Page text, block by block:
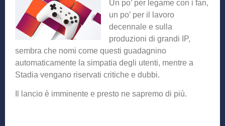
Un po’ per legame con i fan,
un po’ per il lavoro
decennale e sulla
produzioni di grandi IP,
sembra che nomi come questi guadagnino
automaticamente la simpatia degli utenti, mentre a
Stadia vengano riservati critiche e dubbi.
Il lancio è imminente e presto ne sapremo di più.